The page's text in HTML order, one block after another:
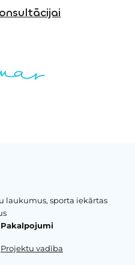
laukumus, sporta iekārtas
Pakalpojumi
Projektu vadība